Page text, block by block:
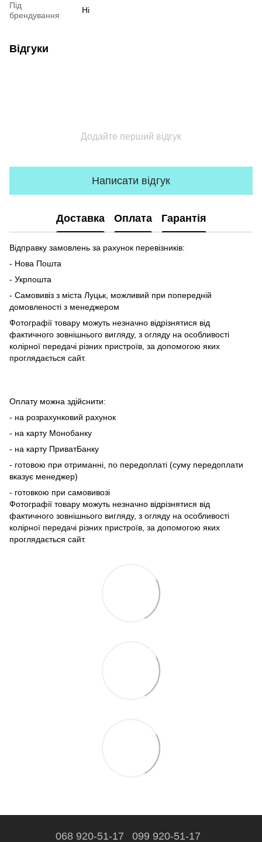
Під
брендування
Ні
Відгуки
Додайте перший відгук
Написати відгук
Доставка Оплата Гарантія
Відправку замовлень за рахунок перевізників:
- Нова Пошта
- Укрпошта
- Самовивіз з міста Луцьк, можливий при попередній
домовленості з менеджером
Фотографії товару можуть незначно відрізнятися від
фактичного зовнішнього вигляду, з огляду на особливості
колірної передачі різних пристроїв, за допомогою яких
проглядається сайт.
Оплату можна здійснити:
- на розрахунковий рахунок
- на карту Монобанку
- на карту ПриватБанку
- готовою при отриманні, по передоплаті (суму передоплати
вказує менеджер)
- готовкою при самовивозі
Фотографії товару можуть незначно відрізнятися від
фактичного зовнішнього вигляду, з огляду на особливості
колірної передачі різних пристроїв, за допомогою яких
проглядається сайт.
068 920-51-17 099 920-51-17